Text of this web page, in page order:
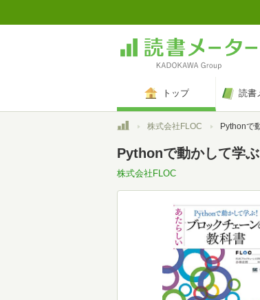
トップ 読書
トップ株式会社FLOC Pythonで動かし
Pythonで動かして学
株式会社FLOC